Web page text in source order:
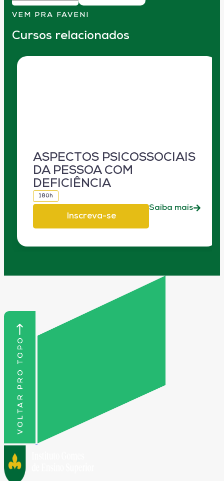
VEM PRA FAVENI
Cursos relacionados
ASPECTOS PSICOSSOCIAIS
DA PESSOA COM
DEFICIÊNCIA
180h
Inscreva-se
Saiba mais
VOLTAR PRO TOPO